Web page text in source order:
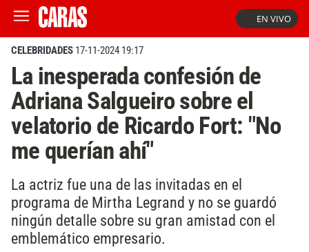
EN VIVO
CELEBRIDADES 17-11-2024 19:17
La inesperada confesión de
Adriana Salgueiro sobre el
velatorio de Ricardo Fort: "No
me querían ahí"
La actriz fue una de las invitadas en el
programa de Mirtha Legrand y no se guardó
ningún detalle sobre su gran amistad con el
emblemático empresario.